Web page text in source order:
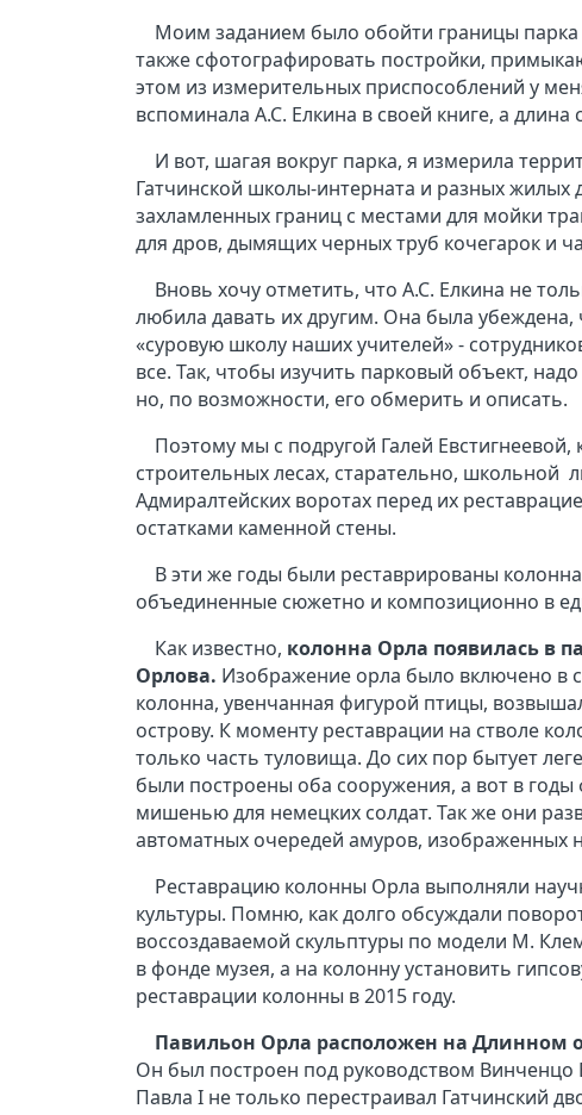
Моим заданием было обойти границы парка
также сфотографировать постройки,
этом из измерительных приспособлений у
вспоминала А.С. Елкина в своей книге, а
И вот, шагая вокруг парка, я измерила
Гатчинской школы-интерната и разных
захламленных границ с местами для мойки
для дров, дымящих черных труб кочегарок и
Вновь хочу отметить, что А.С. Елкина не
любила давать их другим. Она была
«суровую школу наших учителей» -
все. Так, чтобы изучить парковый объект,
но, по возможности, его обмерить и описать.
Поэтому мы с подругой Галей
строительных лесах, старательно, школьной
Адмиралтейских воротах перед их
остатками каменной стены.
В эти же годы были реставрированы
объединенные сюжетно и композиционно в
Как известно, колонна Орла появилась в
Орлова. Изображение орла было включено в
колонна, увенчанная фигурой птицы,
острову. К моменту реставрации на стволе
только часть туловища. До сих пор бытует
были построены оба сооружения, а вот в
мишенью для немецких солдат. Так же они
автоматных очередей амуров, изображенных
Реставрацию колонны Орла выполняли
культуры. Помню, как долго обсуждали
воссоздаваемой скульптуры по модели М.
в фонде музея, а на колонну установить
реставрации колонны в 2015 году.
Павильон Орла расположен на Длинном
Он был построен под руководством
Павла I не только перестраивал Гатчинский